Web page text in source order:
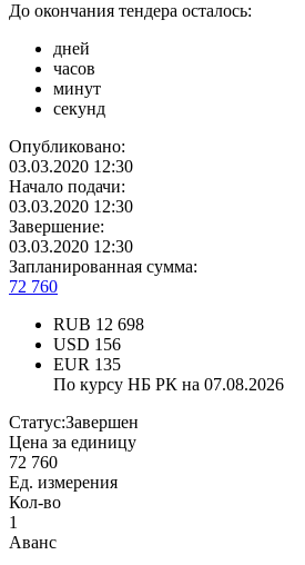
До окончания тендера осталось:
дней
часов
минут
секунд
Опубликовано:
03.03.2020 12:30
Начало подачи:
03.03.2020 12:30
Завершение:
03.03.2020 12:30
Запланированная сумма:
72 760
RUB 12 698
USD 156
EUR 135
По курсу НБ РК на 07.08.2026
Статус:Завершен
Цена за единицу
72 760
Ед. измерения
Кол-во
1
Аванс